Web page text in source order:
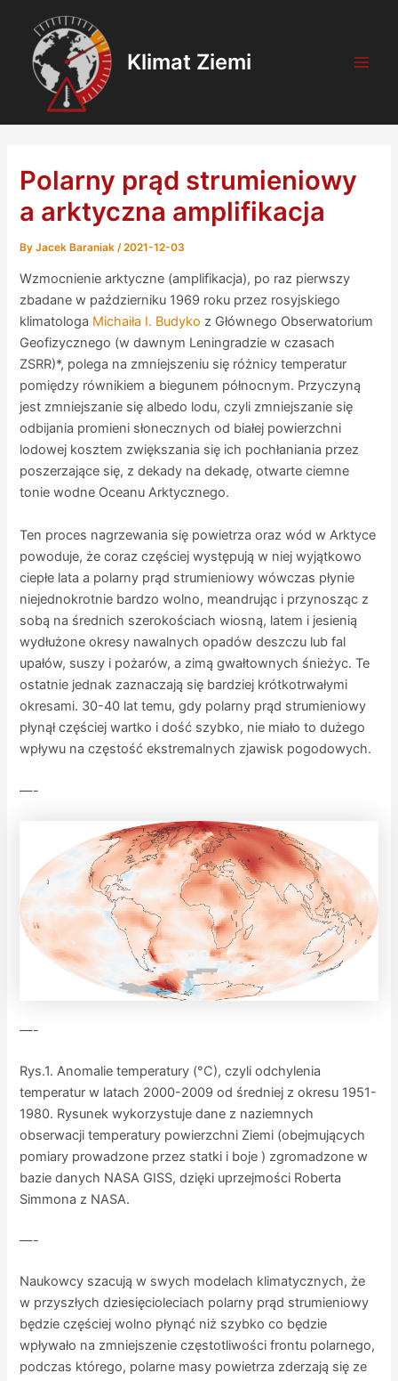
content
Klimat Ziemi
Polarny prąd strumieniowy
a arktyczna amplifikacja
ByJacek Baraniak/2021-12-03
Wzmocnienie arktyczne (amplifikacja), po raz pierwszy
zbadane w październiku 1969 roku przez rosyjskiego
klimatologa Michaiła I. Budyko z Głównego Obserwatorium
Geofizycznego (w dawnym Leningradzie w czasach
ZSRR)*, polega na zmniejszeniu się różnicy temperatur
pomiędzy równikiem a biegunem północnym. Przyczyną
jest zmniejszanie się albedo lodu, czyli zmniejszanie się
odbijania promieni słonecznych od białej powierzchni
lodowej kosztem zwiększania się ich pochłaniania przez
poszerzające się, z dekady na dekadę, otwarte ciemne
tonie wodne Oceanu Arktycznego.
Ten proces nagrzewania się powietrza oraz wód w Arktyce
powoduje, że coraz częściej występują w niej wyjątkowo
ciepłe lata a polarny prąd strumieniowy wówczas płynie
niejednokrotnie bardzo wolno, meandrując i przynosząc z
sobą na średnich szerokościach wiosną, latem i jesienią
wydłużone okresy nawalnych opadów deszczu lub fal
upałów, suszy i pożarów, a zimą gwałtownych śnieżyc. Te
ostatnie jednak zaznaczają się bardziej krótkotrwałymi
okresami. 30-40 lat temu, gdy polarny prąd strumieniowy
płynął częściej wartko i dość szybko, nie miało to dużego
wpływu na częstość ekstremalnych zjawisk pogodowych.
—-
—-
Rys.1. Anomalie temperatury (°C), czyli odchylenia
temperatur w latach 2000-2009 od średniej z okresu 1951-
1980. Rysunek wykorzystuje dane z naziemnych
obserwacji temperatury powierzchni Ziemi (obejmujących
pomiary prowadzone przez statki i boje ) zgromadzone w
bazie danych NASA GISS, dzięki uprzejmości Roberta
Simmona z NASA.
—-
Naukowcy szacują w swych modelach klimatycznych, że
w przyszłych dziesięcioleciach polarny prąd strumieniowy
będzie częściej wolno płynąć niż szybko co będzie
wpływało na zmniejszenie częstotliwości frontu polarnego,
podczas którego, polarne masy powietrza zderzają się ze
navigation